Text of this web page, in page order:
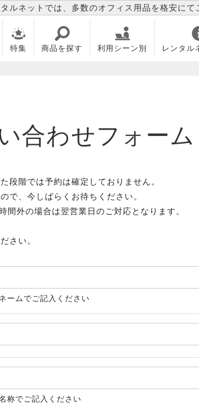
ルネットでは、多数のオフィス用品を格安にて
特集 商品を探す 利用シーン別 レンタル
合わせフォーム
段階では予約は確定しておりません。
で、今しばらくお待ちください。
外の場合は翌営業日のご対応となります。
さい。
ームでご記入ください
称でご記入ください